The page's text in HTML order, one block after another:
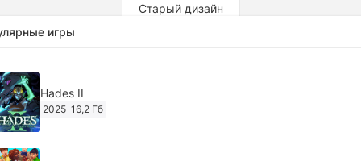
Старый дизайн
игры
Hades II
2025 16,2 Гб